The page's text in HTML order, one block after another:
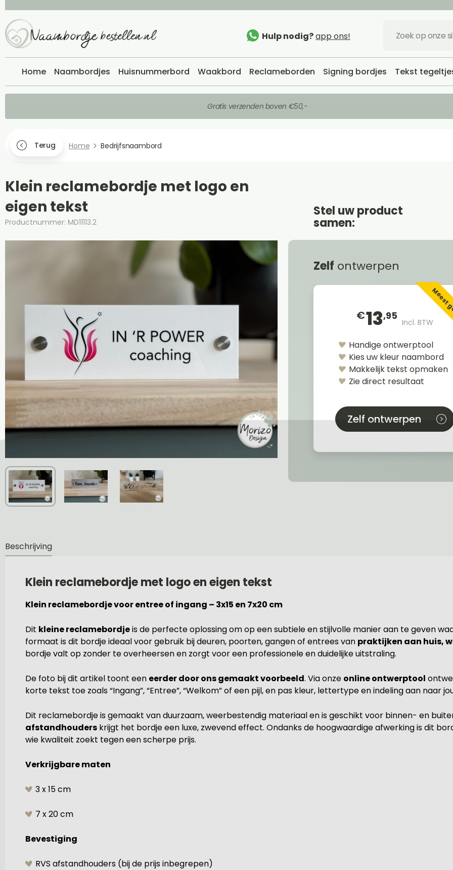
Hulp nodig?app ons!
Home Naambordjes Huisnummerbord Waakbord Reclameborden Signing bordjes Tekst
Gratis verzenden boven €50,-
Terug Home Bedrijfsnaambord
Klein reclamebordje met logo en
eigen tekst
Productnummer: MD11113.2
Stel uw product
samen:
Zelf ontwerpen
€13,95
Incl. BTW
Handige ontwerptool
Kies uw kleur naambord
Makkelijk tekst opmaken
Zie direct resultaat
Zelf ontwerpen
Beschrijving
Klein reclamebordje met logo en eigen tekst
Klein reclamebordje voor entree of ingang – 3x15 en 7x20 cm
Dit kleine reclamebordjeis de perfecte oplossing om op een subtiele en stijlvolle manier aan te geven
formaat is dit bordje ideaal voor gebruik bij deuren, poorten, gangen of entrees van praktijken aan huis,
bordje valt op zonder te overheersen en zorgt voor een professionele en duidelijke uitstraling.
De foto bij dit artikel toont een eerder door ons gemaakt voorbeeld. Via onze online ontwerptool
korte tekst toe zoals “Ingang”, “Entree”, “Welkom” of een pijl, en pas kleur, lettertype en indeling aan naar
Dit reclamebordje is gemaakt van duurzaam, weerbestendig materiaal en is geschikt voor binnen- en
afstandhouders krijgt het bordje een luxe, zwevend effect. Ondanks de hoogwaardige afwerking is dit
wie kwaliteit zoekt tegen een scherpe prijs.
Verkrijgbare maten
3 x 15 cm
7 x 20 cm
Bevestiging
RVS afstandhouders (bij de prijs inbegrepen)